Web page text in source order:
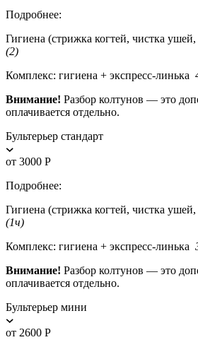
Подробнее:
Гигиена (стрижка когтей, чистка
(2)
Комплекс: гигиена + экспресс-линька
Внимание! Разбор колтунов — это
оплачивается отдельно.
Бультерьер стандарт
от 3000 Р
Подробнее:
Гигиена (стрижка когтей, чистка
(1ч)
Комплекс: гигиена + экспресс-линька
Внимание! Разбор колтунов — это
оплачивается отдельно.
Бультерьер мини
от 2600 Р